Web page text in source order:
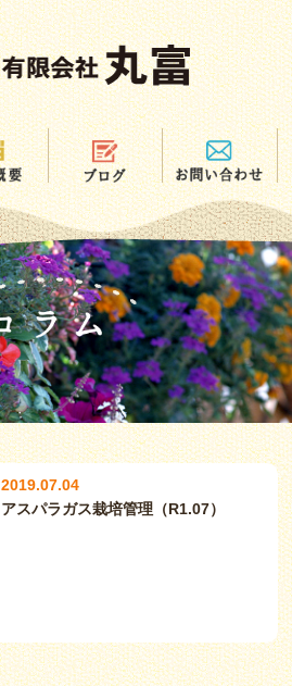
2019.07.04
アスパラガス栽培管理（R1.07）